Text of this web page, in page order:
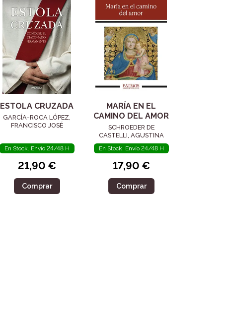
ESTOLA CRUZADA
GARCÍA-ROCA LÓPEZ,
FRANCISCO JOSÉ
En Stock. Envío 24/48 H
21,90 €
Comprar
MARÍA EN EL
CAMINO DEL AMOR
SCHROEDER DE
CASTELLI, AGUSTINA
En Stock. Envío 24/48 H
17,90 €
Comprar